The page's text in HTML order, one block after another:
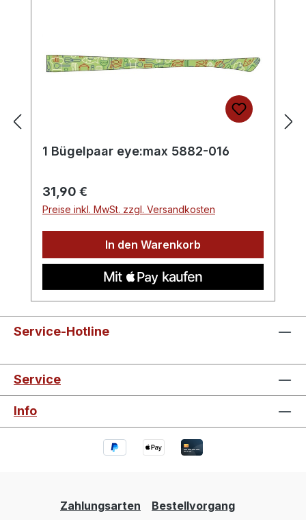
1 Bügelpaar eye:max 5882-016
Regulärer Preis:
31,90 €
Preise inkl. MwSt. zzgl. Versandkosten
In den Warenkorb
Service-Hotline
Service
Info
Zahlungsarten Bestellvorgang